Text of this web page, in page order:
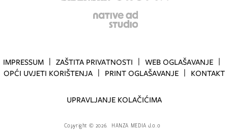
IMPRESSUM ZAŠTITA PRIVATNOSTI
WEB OGLAŠAVANJE
OPĆI UVJETI KORIŠTENJA
PRINT OGLAŠAVANJE KONTAKT
UPRAVLJANJE KOLAČIĆIMA
Copyright © 2026. HANZA MEDIA d.o.o